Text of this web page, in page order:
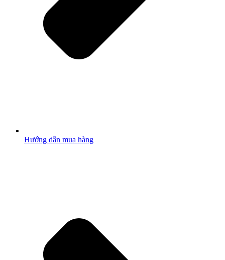
Hướng dẫn mua hàng